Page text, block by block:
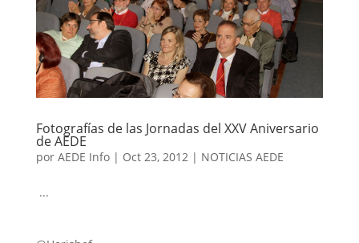
Fotografías de las Jornadas del XXV Aniversario
de AEDE
por AEDE Info| Oct 23, 2012| NOTICIAS AEDE
...